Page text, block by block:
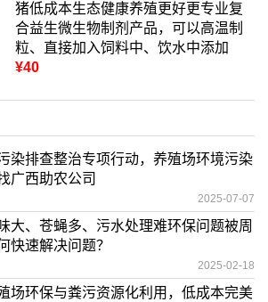
猪低成本生态健康养殖更好更专业复
合益生微生物制剂产品，可以高温制
粒、直接加入饲料中、饮水中添加
¥40
染排查整治专项行动，养殖场环境污染
广西助农公司
2025-07-07
大、苍蝇多、污水处理难环保问题被周
快速解决问题？
2025-02-18
场环保与粪污资源化利用，低成本完美